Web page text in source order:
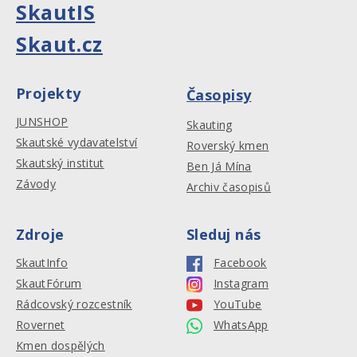
SkautIS
Skaut.cz
Projekty
JUNSHOP
Skautské vydavatelství
Skautský institut
Závody
Časopisy
Skauting
Roverský kmen
Ben Já Mína
Archiv časopisů
Zdroje
SkautInfo
SkautFórum
Rádcovský rozcestník
Rovernet
Kmen dospělých
Sleduj nás
Facebook
Instagram
YouTube
WhatsApp